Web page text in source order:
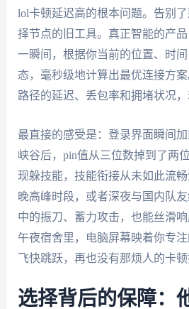
lol卡顿延迟高的根本问题。告别
择节点的旧工具。真正智能的产
一瞬间，根据你当前的位置、时
态，毫秒级地计算出最优连接方
路径的延迟、丢包率和拥堵状况，
最直接的感受是：登录界面瞬间
峡谷后，pin值从三位数掉到了两
现躲技能，技能衔接从未如此流
晚高峰时段，或者深夜与国内队友
中的振刀、蓄力攻击，也能丝滑
午夜宿舍里，电脑屏幕映着你专
飞快跳跃，再也没有那烦人的卡顿
选择背后的保障：